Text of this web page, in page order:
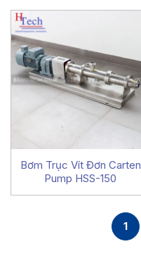
Bơm Trục Vít Đơn Carten
Pump HSS-150
1